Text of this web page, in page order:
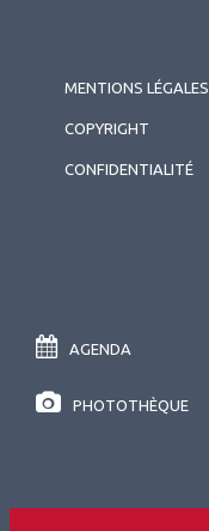
MENTIONS LÉGALES
COPYRIGHT
CONFIDENTIALITÉ
AGENDA
PHOTOTHÈQUE